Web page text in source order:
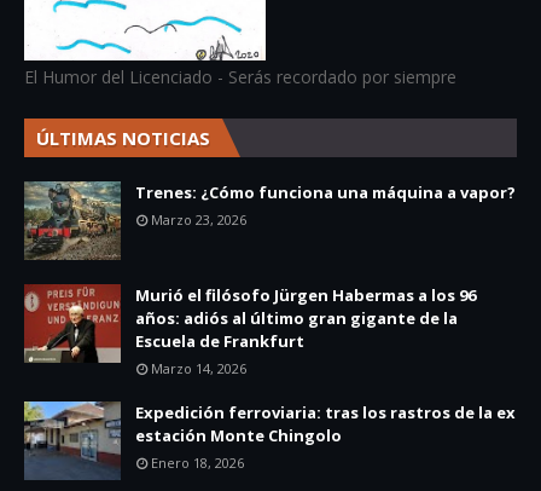
El Humor del Licenciado - Serás recordado por siempre
ÚLTIMAS NOTICIAS
Trenes: ¿Cómo funciona una máquina a vapor?
Marzo 23, 2026
Murió el filósofo Jürgen Habermas a los 96
años: adiós al último gran gigante de la
Escuela de Frankfurt
Marzo 14, 2026
Expedición ferroviaria: tras los rastros de la ex
estación Monte Chingolo
Enero 18, 2026